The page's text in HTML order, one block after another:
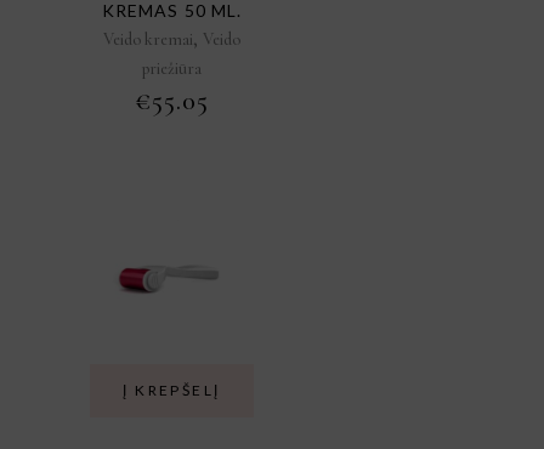
KREMAS 50 ML.
Veido kremai, Veido
priežiūra
€55.05
Į KREPŠELĮ